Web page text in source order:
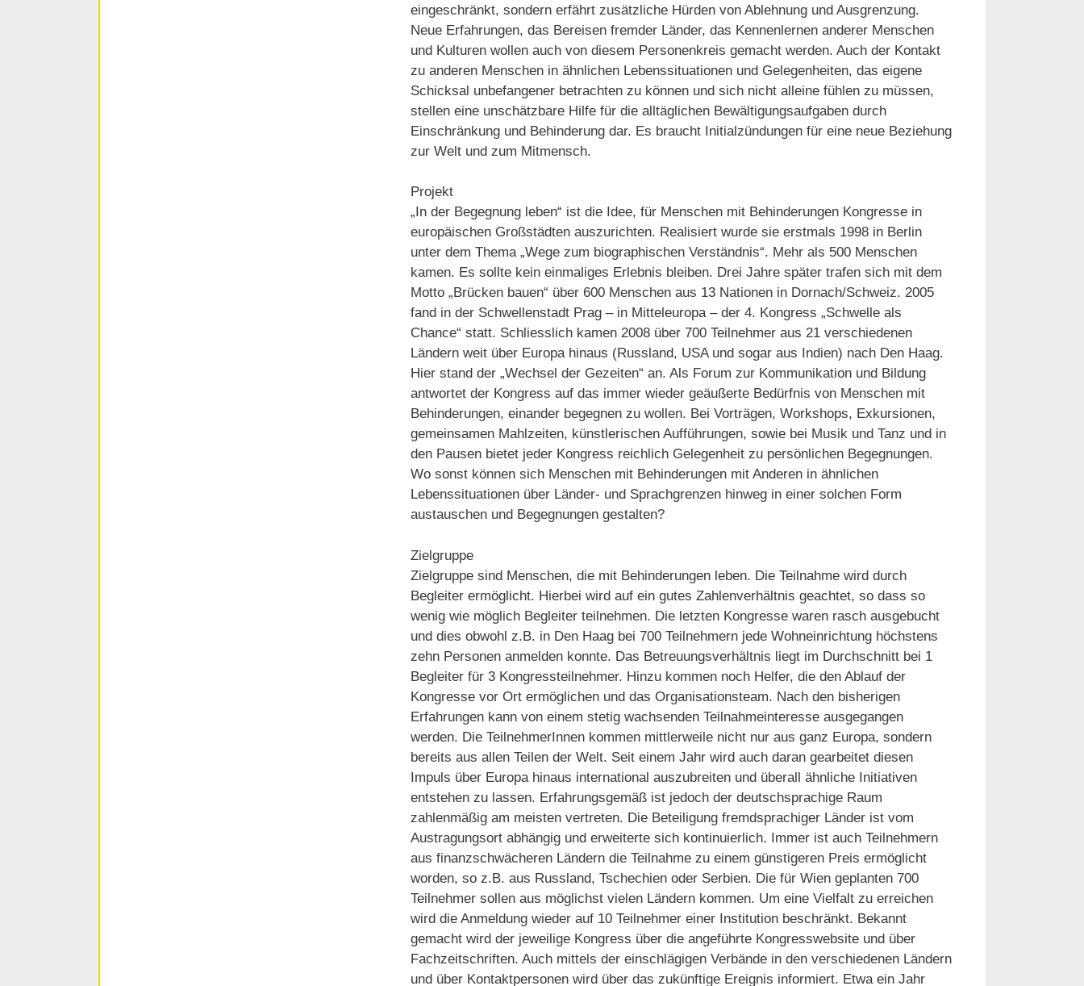
eingeschränkt, sondern erfährt zusätzliche Hürden von Ablehnung und Ausgrenzung.
Neue Erfahrungen, das Bereisen fremder Länder, das Kennenlernen anderer Menschen
und Kulturen wollen auch von diesem Personenkreis gemacht werden. Auch der Kontakt
zu anderen Menschen in ähnlichen Lebenssituationen und Gelegenheiten, das eigene
Schicksal unbefangener betrachten zu können und sich nicht alleine fühlen zu müssen,
stellen eine unschätzbare Hilfe für die alltäglichen Bewältigungsaufgaben durch
Einschränkung und Behinderung dar. Es braucht Initialzündungen für eine neue Beziehung
zur Welt und zum Mitmensch.
Projekt
„In der Begegnung leben“ ist die Idee, für Menschen mit Behinderungen Kongresse in
europäischen Großstädten auszurichten. Realisiert wurde sie erstmals 1998 in Berlin
unter dem Thema „Wege zum biographischen Verständnis“. Mehr als 500 Menschen
kamen. Es sollte kein einmaliges Erlebnis bleiben. Drei Jahre später trafen sich mit dem
Motto „Brücken bauen“ über 600 Menschen aus 13 Nationen in Dornach/Schweiz. 2005
fand in der Schwellenstadt Prag – in Mitteleuropa – der 4. Kongress „Schwelle als
Chance“ statt. Schliesslich kamen 2008 über 700 Teilnehmer aus 21 verschiedenen
Ländern weit über Europa hinaus (Russland, USA und sogar aus Indien) nach Den Haag.
Hier stand der „Wechsel der Gezeiten“ an. Als Forum zur Kommunikation und Bildung
antwortet der Kongress auf das immer wieder geäußerte Bedürfnis von Menschen mit
Behinderungen, einander begegnen zu wollen. Bei Vorträgen, Workshops, Exkursionen,
gemeinsamen Mahlzeiten, künstlerischen Aufführungen, sowie bei Musik und Tanz und in
den Pausen bietet jeder Kongress reichlich Gelegenheit zu persönlichen Begegnungen.
Wo sonst können sich Menschen mit Behinderungen mit Anderen in ähnlichen
Lebenssituationen über Länder- und Sprachgrenzen hinweg in einer solchen Form
austauschen und Begegnungen gestalten?
Zielgruppe
Zielgruppe sind Menschen, die mit Behinderungen leben. Die Teilnahme wird durch
Begleiter ermöglicht. Hierbei wird auf ein gutes Zahlenverhältnis geachtet, so dass so
wenig wie möglich Begleiter teilnehmen. Die letzten Kongresse waren rasch ausgebucht
und dies obwohl z.B. in Den Haag bei 700 Teilnehmern jede Wohneinrichtung höchstens
zehn Personen anmelden konnte. Das Betreuungsverhältnis liegt im Durchschnitt bei 1
Begleiter für 3 Kongressteilnehmer. Hinzu kommen noch Helfer, die den Ablauf der
Kongresse vor Ort ermöglichen und das Organisationsteam. Nach den bisherigen
Erfahrungen kann von einem stetig wachsenden Teilnahmeinteresse ausgegangen
werden. Die TeilnehmerInnen kommen mittlerweile nicht nur aus ganz Europa, sondern
bereits aus allen Teilen der Welt. Seit einem Jahr wird auch daran gearbeitet diesen
Impuls über Europa hinaus international auszubreiten und überall ähnliche Initiativen
entstehen zu lassen. Erfahrungsgemäß ist jedoch der deutschsprachige Raum
zahlenmäßig am meisten vertreten. Die Beteiligung fremdsprachiger Länder ist vom
Austragungsort abhängig und erweiterte sich kontinuierlich. Immer ist auch Teilnehmern
aus finanzschwächeren Ländern die Teilnahme zu einem günstigeren Preis ermöglicht
worden, so z.B. aus Russland, Tschechien oder Serbien. Die für Wien geplanten 700
Teilnehmer sollen aus möglichst vielen Ländern kommen. Um eine Vielfalt zu erreichen
wird die Anmeldung wieder auf 10 Teilnehmer einer Institution beschränkt. Bekannt
gemacht wird der jeweilige Kongress über die angeführte Kongresswebsite und über
Fachzeitschriften. Auch mittels der einschlägigen Verbände in den verschiedenen Ländern
und über Kontaktpersonen wird über das zukünftige Ereignis informiert. Etwa ein Jahr